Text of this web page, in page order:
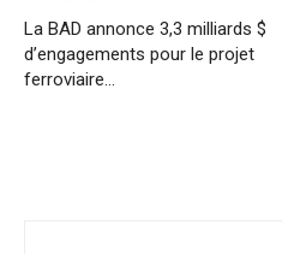
La BAD annonce 3,3 milliards $
d’engagements pour le projet
ferroviaire…